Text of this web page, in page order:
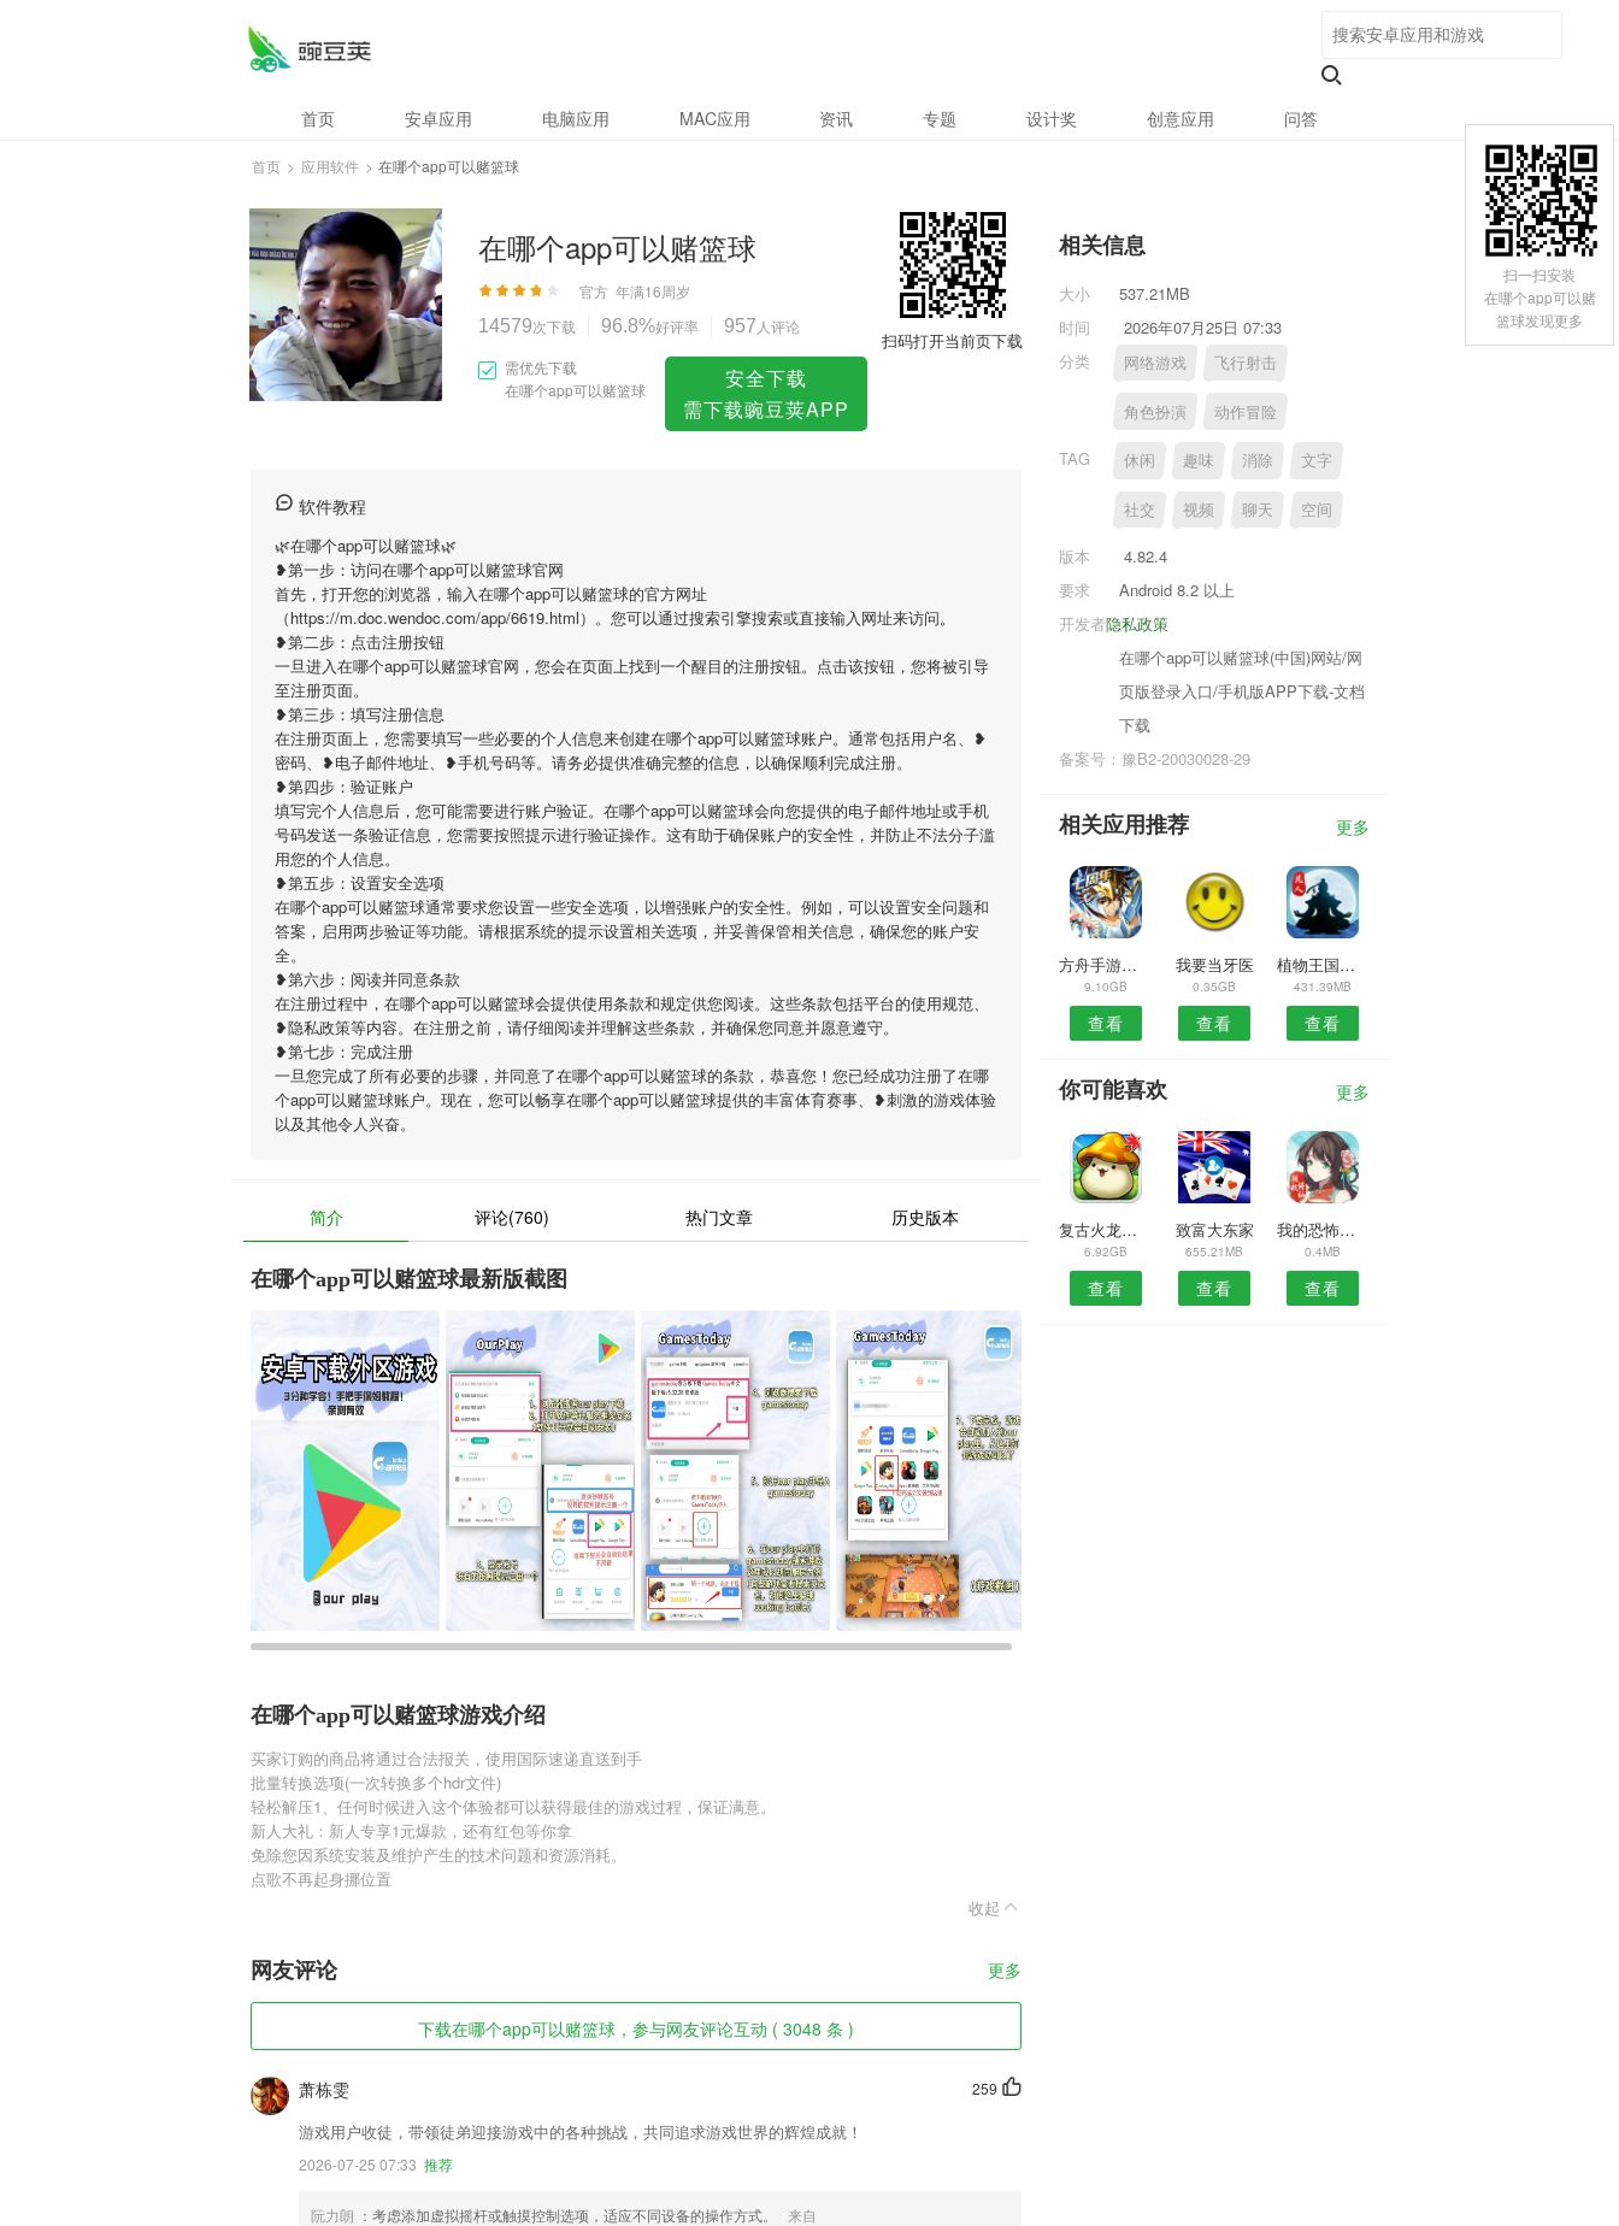
首页 安卓应用 电脑应用 MAC应用 资讯 专题 设计奖 创意应用 问答
首页 > 应用软件 > 在哪个app可以赌篮球
在哪个app可以赌篮球
官方 年满16周岁
14579次下载 96.8%好评率 957 人评论
需优先下载
在哪个app可以赌篮球
安全下载
需下载豌豆荚APP
扫码打开当前页下载
软件教程
🌿在哪个app可以赌篮球🌿
❥第一步：访问在哪个app可以赌篮球官网
首先，打开您的浏览器，输入在哪个app可以赌篮球的官方网址
（https://m.doc.wendoc.com/app/6619.html）。您可以通过搜索引擎搜索或直接输入网址来访问。
❥第二步：点击注册按钮
一旦进入在哪个app可以赌篮球官网，您会在页面上找到一个醒目的注册按钮。点击该按钮，您将被引导
至注册页面。
❥第三步：填写注册信息
在注册页面上，您需要填写一些必要的个人信息来创建在哪个app可以赌篮球账户。通常包括用户名、❥
密码、❥电子邮件地址、❥手机号码等。请务必提供准确完整的信息，以确保顺利完成注册。
❥第四步：验证账户
填写完个人信息后，您可能需要进行账户验证。在哪个app可以赌篮球会向您提供的电子邮件地址或手机
号码发送一条验证信息，您需要按照提示进行验证操作。这有助于确保账户的安全性，并防止不法分子滥
用您的个人信息。
❥第五步：设置安全选项
在哪个app可以赌篮球通常要求您设置一些安全选项，以增强账户的安全性。例如，可以设置安全问题和
答案，启用两步验证等功能。请根据系统的提示设置相关选项，并妥善保管相关信息，确保您的账户安
全。
❥第六步：阅读并同意条款
在注册过程中，在哪个app可以赌篮球会提供使用条款和规定供您阅读。这些条款包括平台的使用规范、
❥隐私政策等内容。在注册之前，请仔细阅读并理解这些条款，并确保您同意并愿意遵守。
❥第七步：完成注册
一旦您完成了所有必要的步骤，并同意了在哪个app可以赌篮球的条款，恭喜您！您已经成功注册了在哪
个app可以赌篮球账户。现在，您可以畅享在哪个app可以赌篮球提供的丰富体育赛事、❥刺激的游戏体验
以及其他令人兴奋。
简介 评论(760) 热门文章 历史版本
在哪个app可以赌篮球最新版截图
在哪个app可以赌篮球游戏介绍
买家订购的商品将通过合法报关，使用国际速递直送到手
批量转换选项(一次转换多个hdr文件)
轻松解压1、任何时候进入这个体验都可以获得最佳的游戏过程，保证满意。
新人大礼：新人专享1元爆款，还有红包等你拿
免除您因系统安装及维护产生的技术问题和资源消耗。
点歌不再起身挪位置
收起
网友评论 更多
下载在哪个app可以赌篮球，参与网友评论互动 ( 3048 条 )
259
萧栋雯
游戏用户收徒，带领徒弟迎接游戏中的各种挑战，共同追求游戏世界的辉煌成就！
2026-07-25 07:33 推荐
阮力朗 ：考虑添加虚拟摇杆或触摸控制选项，适应不同设备的操作方式。
来自
相关信息
大小
537.21MB
时间
2026年07月25日 07:33
分类
网络游戏 飞行射击
角色扮演 动作冒险
TAG 休闲 趣味 消除 文字
社交 视频 聊天 空间
版本
4.82.4
要求
Android 8.2 以上
隐私政策
开发者
在哪个app可以赌篮球(中国)网站/网
页版登录入口/手机版APP下载-文档
下载
备案号：豫B2-20030028-29
相关应用推荐 更多
方舟手游免费上帝模式
9.10GB
查看
我要当牙医
0.35GB
查看
植物王国战争
431.39MB
查看
你可能喜欢 更多
复古火龙三合一
6.92GB
查看
致富大东家
655.21MB
查看
我的恐怖奶奶
0.4MB
查看
扫一扫安装
在哪个app可以赌
篮球发现更多